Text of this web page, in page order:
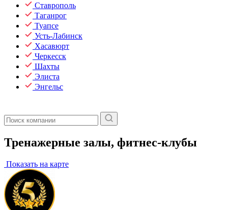
Ставрополь
Таганрог
Туапсе
Усть-Лабинск
Хасавюрт
Черкесск
Шахты
Элиста
Энгельс
Тренажерные залы, фитнес-клубы
Показать на карте